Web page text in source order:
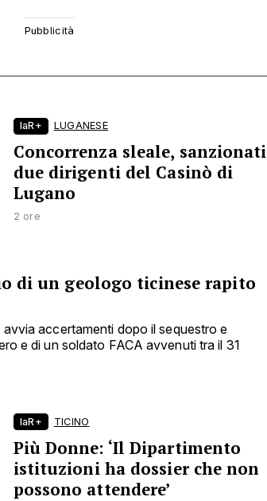
laR+ LUGANESE
Concorrenza sleale, sanzionati
due dirigenti del Casinò di
Lugano
2 ore
di un geologo ticinese rapito
accertamenti dopo il sequestro e
e di un soldato FACA avvenuti tra il 31
laR+ TICINO
Più Donne: ‘Il Dipartimento
istituzioni ha dossier che non
possono attendere’